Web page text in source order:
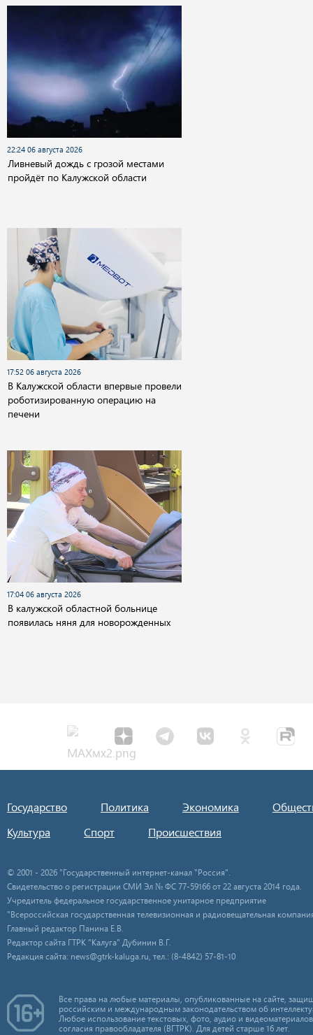
22:24 06 августа 2026
Ливневый дождь с грозой местами
пройдёт по Калужской области
17:52 06 августа 2026
В Калужской области впервые провели
роботизированную операцию на
печени
17:04 06 августа 2026
В калужской областной больнице
появилась няня для новорожденных
Государство Политика Экономика
Культура
Спорт Происшествия
© 2001 - 2026 "Государственный интернет-канал "Россия".
Свидетельство о регистрации СМИ Эл № ФС 77-59166 от 22 августа 2014 года.
Учредитель федеральное государственное унитарное предприятие
"Всероссийская государственная телевизионная и радиовещательная
Главный редактор Панина Е.В.
Редактор сайта ГТРК "Калуга" Дубинин В.Г.
Редакция сайта: news@gtrk-kaluga.ru, тел.: (8-4842) 57-81-10
Все права на любые материалы, опубликованные на сайте,
российским и международным законодательством об
Любое использование текстовых, фото, аудио и
согласия правообладателя (ВГТРК). Для детей старше 16 лет.